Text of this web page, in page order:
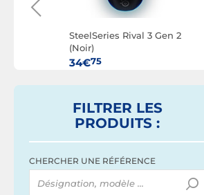
SteelSeries Rival 3 Gen 2
(Noir)
34€75
FILTRER LES
PRODUITS :
CHERCHER UNE RÉFÉRENCE